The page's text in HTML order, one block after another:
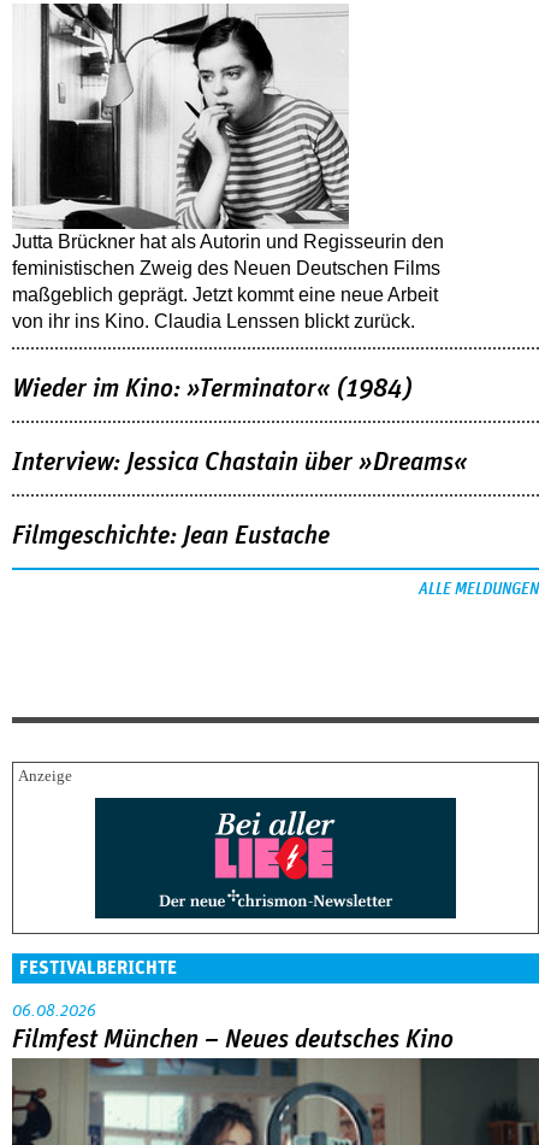
Jutta Brückner hat als Autorin und Regisseurin den
feministischen Zweig des Neuen Deutschen Films
maßgeblich geprägt. Jetzt kommt eine neue Arbeit
von ihr ins Kino. Claudia Lenssen blickt zurück.
Wieder im Kino: »Terminator« (1984)
Interview: Jessica Chastain über »Dreams«
Filmgeschichte: Jean Eustache
ALLE MELDUNGEN
FESTIVALBERICHTE
06.08.2026
Filmfest München – Neues deutsches Kino